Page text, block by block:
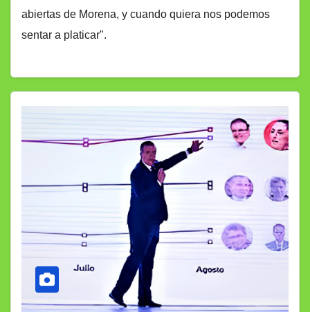
abiertas de Morena, y cuando quiera nos podemos
sentar a platicar".